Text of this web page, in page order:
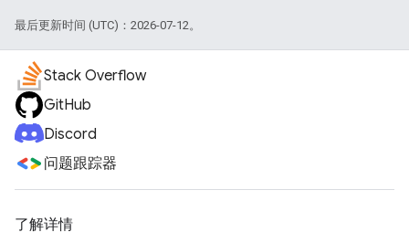
最后更新时间 (UTC)：2026-07-12。
Stack Overflow
GitHub
Discord
问题跟踪器
了解详情